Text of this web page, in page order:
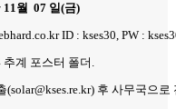
11월07 일(금)
ID : kses30, PW :
추계 포스터 폴더 .
(solar@kses.re.kr) 후 사무국으로